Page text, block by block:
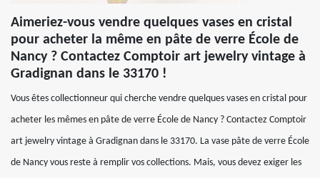
Aimeriez-vous vendre quelques vases en cristal
pour acheter la même en pâte de verre École de
Nancy ? Contactez Comptoir art jewelry vintage à
Gradignan dans le 33170 !
Vous êtes collectionneur qui cherche vendre quelques vases en cristal pour
acheter les mêmes en pâte de verre École de Nancy ? Contactez Comptoir
art jewelry vintage à Gradignan dans le 33170. La vase pâte de verre École
de Nancy vous reste à remplir vos collections. Mais, vous devez exiger les